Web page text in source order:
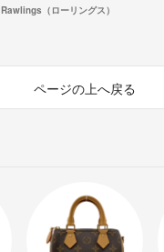
Rawlings（ローリングス）
ページの上へ戻る